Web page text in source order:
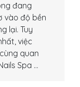
đang
vào độ bền
lại. Tuy
việc
quan
Spa …